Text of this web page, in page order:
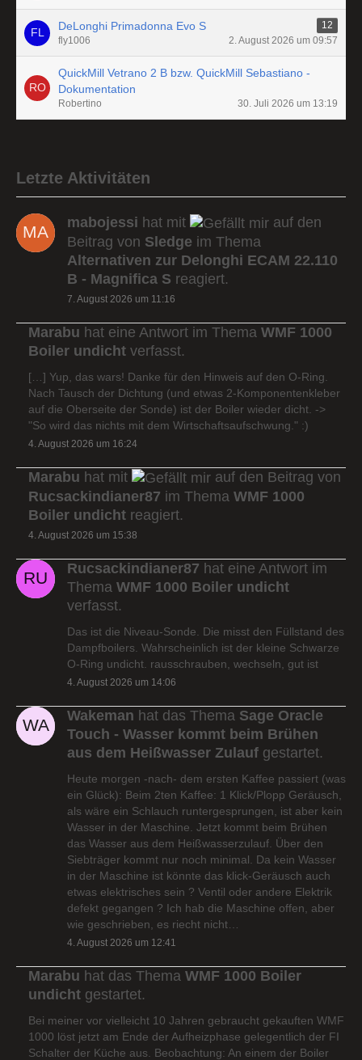
DeLonghi Primadonna Evo S
12
fly1006
2. August 2026 um 09:57
QuickMill Vetrano 2 B bzw. QuickMill Sebastiano -
Dokumentation
Robertino 30. Juli 2026 um 13:19
Letzte Aktivitäten
mabojessi hat mit
auf den
Beitrag von Sledge im Thema
Alternativen zur Delonghi ECAM 22.110
B - Magnifica S reagiert.
7. August 2026 um 11:16
Marabu hat eine Antwort im Thema WMF 1000
Boiler undicht verfasst.
[…] Yup, das wars! Danke für den Hinweis auf den O-Ring.
Nach Tausch der Dichtung (und etwas 2-Komponentenkleber
auf die Oberseite der Sonde) ist der Boiler wieder dicht. ->
"So wird das nichts mit dem Wirtschaftsaufschwung." :)
4. August 2026 um 16:24
Marabu hat mit
auf den Beitrag von
Rucsackindianer87 im Thema WMF 1000
Boiler undicht reagiert.
4. August 2026 um 15:38
Rucsackindianer87 hat eine Antwort im
Thema WMF 1000 Boiler undicht
verfasst.
Das ist die Niveau-Sonde. Die misst den Füllstand des
Dampfboilers. Wahrscheinlich ist der kleine Schwarze
O-Ring undicht. rausschrauben, wechseln, gut ist
4. August 2026 um 14:06
Wakeman hat das Thema Sage Oracle
Touch - Wasser kommt beim Brühen
aus dem Heißwasser Zulauf gestartet.
Heute morgen -nach- dem ersten Kaffee passiert (was
ein Glück): Beim 2ten Kaffee: 1 Klick/Plopp Geräusch,
als wäre ein Schlauch runtergesprungen, ist aber kein
Wasser in der Maschine. Jetzt kommt beim Brühen
das Wasser aus dem Heißwasserzulauf. Über den
Siebträger kommt nur noch minimal. Da kein Wasser
in der Maschine ist könnte das klick-Geräusch auch
etwas elektrisches sein ? Ventil oder andere Elektrik
defekt gegangen ? Ich hab die Maschine offen, aber
wie geschrieben, es riecht nicht…
4. August 2026 um 12:41
Marabu hat das Thema WMF 1000 Boiler
undicht gestartet.
Bei meiner vor vielleicht 10 Jahren gebraucht gekauften WMF
1000 löst jetzt am Ende der Aufheizphase gelegentlich der FI
Schalter der Küche aus. Beobachtung: An einem der Boiler